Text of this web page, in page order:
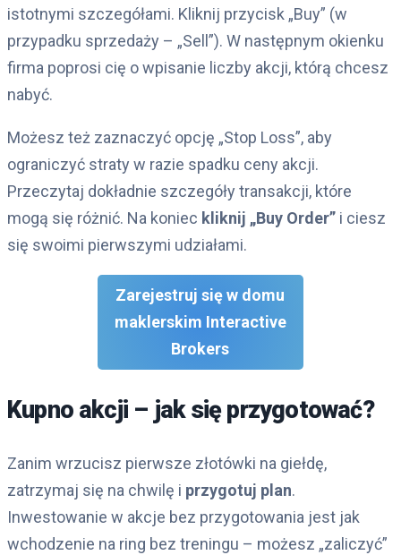
istotnymi szczegółami. Kliknij przycisk „Buy” (w
przypadku sprzedaży – „Sell”). W następnym okienku
firma poprosi cię o wpisanie liczby akcji, którą chcesz
nabyć.
Możesz też zaznaczyć opcję „Stop Loss”, aby
ograniczyć straty w razie spadku ceny akcji.
Przeczytaj dokładnie szczegóły transakcji, które
mogą się różnić. Na koniec kliknij „Buy Order” i ciesz
się swoimi pierwszymi udziałami.
Zarejestruj się w domu
maklerskim Interactive
Brokers
Kupno akcji – jak się przygotować?
Zanim wrzucisz pierwsze złotówki na giełdę,
zatrzymaj się na chwilę i przygotuj plan.
Inwestowanie w akcje bez przygotowania jest jak
wchodzenie na ring bez treningu – możesz „zaliczyć”